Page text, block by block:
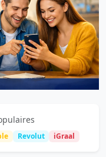
Revolut iGraal